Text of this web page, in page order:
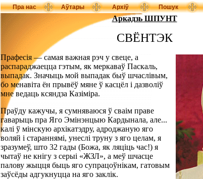
Пра нас Аўтары Архіў Пошук
Аркадзь ШПУНТ
СВЁНТЭК
Прафесія — самая важная рэч у свеце, а
распараджаецца гэтым, як меркаваў Паскаль,
выпадак. Значыць мой выпадак быў шчаслівым,
бо менавіта ён прывёў мяне ў касцёл і дазволіў
мне ведаць ксяндза Казіміра.
Праўду кажучы, я сумняваюся ў сваім праве
гаварыць пра Яго Эмінэнцыю Кардынала, але...
калі ў мінскую архікатэдру, адроджаную яго
воляй і стараннямі, унеслі труну з яго целам, я
зразумеў, што 32 гады (Божа, як ляціць час!) я
чытаў не кнігу з серыі «ЖЗЛ», а меў шчасце
палову жыцця быць яго супрацоўнікам, гатовым
заўсёды адгукнуцца на яго заклік.